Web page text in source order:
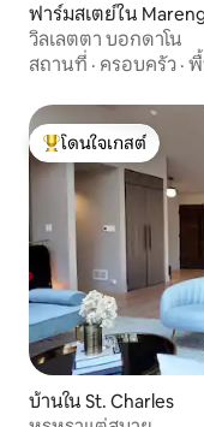
ฟาร์มสเตย์ใน
วิลเลตตา บอกดาโน
สถานที่ · ครอบครัว · พื้
โดนใจเกสต์ที่สุด
โดนใจเกสต์
บ้านใน St. Charles